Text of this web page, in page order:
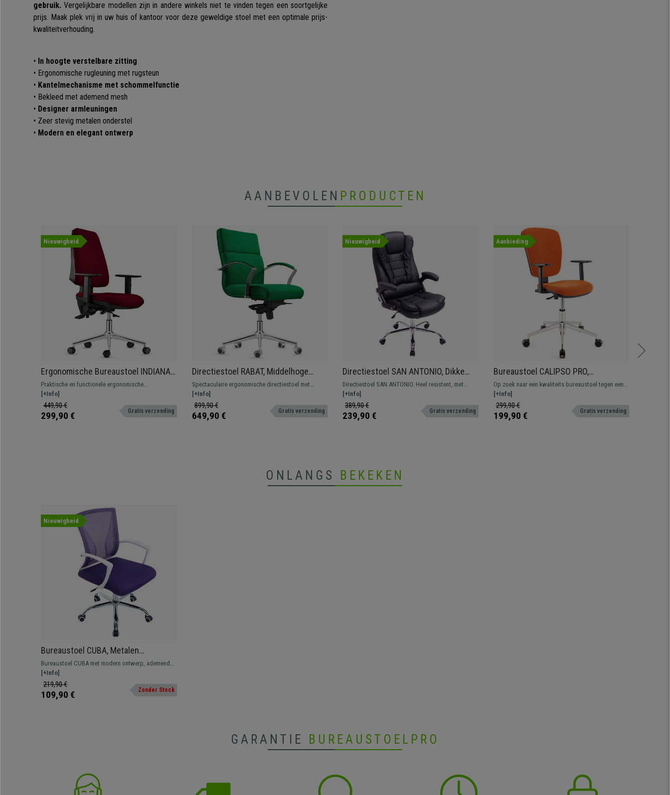
gebruik. Vergelijkbare modellen zijn in andere winkels niet te vinden tegen een soortgelijke
prijs. Maak plek vrij in uw huis of kantoor voor deze geweldige stoel met een optimale prijs-
kwaliteitverhouding.
• In hoogte verstelbare zitting
• Ergonomische rugleuning met rugsteun
• Kantelmechanisme met schommelfunctie
• Bekleed met ademend mesh
• Designer armleuningen
• Zeer stevig metalen onderstel
• Modern en elegant ontwerp
AANBEVOLEN PRODUCTEN
Nieuwigheid
Ergonomische Bureaustoel INDIANA,
Metalen Onderstel, Verstelbare
Armleuningen, Bordeaux Stof
Praktische en functionele ergonomische
bureaustoel. Dit model is zeer comfortabel dankzij
de dikke vulling bekleed met kwaliteitsstof.
[+Info]
449,90 €
299,90 € Gratis verzending
Directiestoel RABAT, Middelhoge
Rugleuning, in Stof,
Kantelmechanisme, Groen
Spectaculaire ergonomische directiestoel met
kantelmechanisme. Onberispelijk ontwerp en
afwerking. Luxe en comfort voor de beste prijs
[+Info]
899,90 €
649,90 € Gratis verzending
Nieuwigheid
Directiestoel SAN ANTONIO, Dikke
Vulling, Belastbaar tot 150 kg, in
Zwart Leder
Directiestoel SAN ANTONIO. Heel resistent, met
dikke vulling bekleed met synthetisch leder,
verkrijgbaar in verschillende kleuren.
[+Info]
389,90 €
239,90 € Gratis verzending
Aanbieding
Bureaustoel CALIPSO PRO,
Verstelbare Rugleuning en
Armleuningen, Metalen Onderstel,
Oranje stof
Op zoek naar een kwaliteits bureaustoel tegen een
overslaanbare prijs? Dit comfortabel, degelijk model
is ideaal voor dagelijks gebruik. Beschikbaar in
verschillende kleuren.
[+Info]
299,90 €
199,90 € Gratis verzending
ONLANGS BEKEKEN
Nieuwigheid
Bureaustoel CUBA, Metalen
onderstel, van ademend Mesh in de
kleur Paars
Bureaustoel CUBA met modern ontwerp, ademende
mesh bekleding en verkrijgbaar in diverse kleuren.
[+Info]
219,90 €
109,90 € Zonder Stock
GARANTIE BUREAUSTOELPRO